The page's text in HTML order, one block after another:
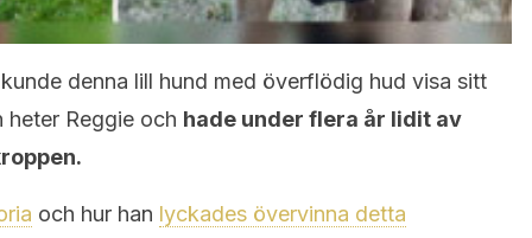
denna lill hund med överflödig hud visa sitt
heter Reggie och hade under flera år lidit av
och hur han lyckades övervinna detta